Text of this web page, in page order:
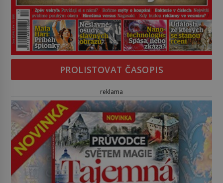
PROLISTOVAT ČASOPIS
reklama